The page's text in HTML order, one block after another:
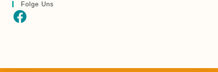
Folge Uns
Facebook